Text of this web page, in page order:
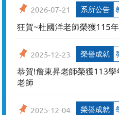
2026-07-21 系所公告
狂賀~杜國洋老師榮獲115
2025-12-23 榮譽成就
恭賀!詹東昇老師榮獲113
老師
2025-12-04 榮譽成就